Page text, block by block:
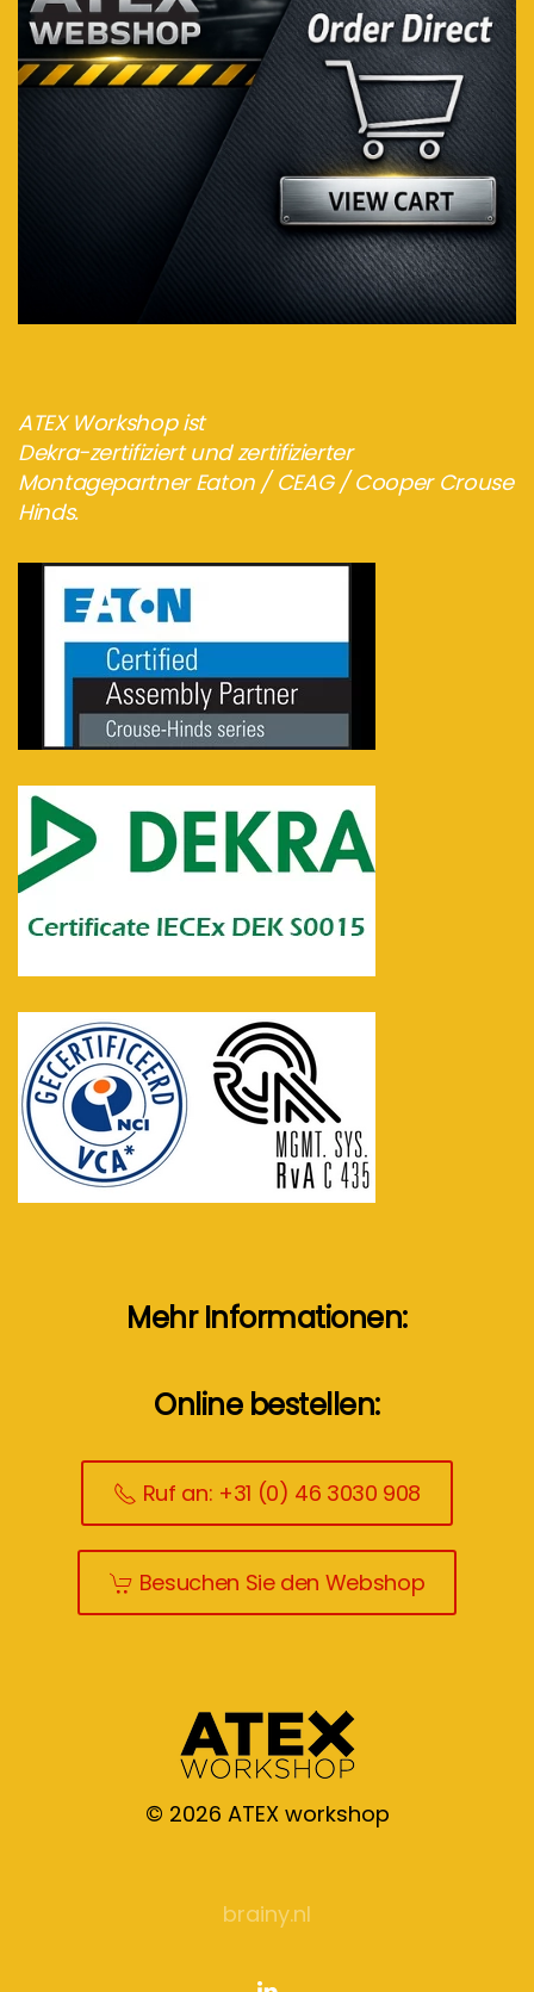
ATEX Workshop ist
Dekra-zertifiziert und zertifizierter
Montagepartner Eaton / CEAG / Cooper Crouse
Hinds.
Mehr Informationen:
Online bestellen:
Ruf an: +31 (0) 46 3030 908
Besuchen Sie den Webshop
© 2026 ATEX workshop
brainy.nl